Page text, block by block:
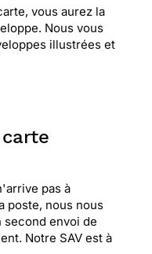
vous aurez la
Nous vous
illustrées et
pas à
poste, nous nous
envoi de
Notre SAV est à